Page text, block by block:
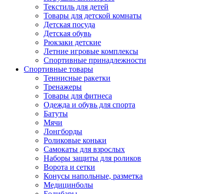
Текстиль для детей
Товары для детской комнаты
Детская посуда
Детская обувь
Рюкзаки детские
Летние игровые комплексы
Спортивные принадлежности
Спортивные товары
Теннисные ракетки
Тренажеры
Товары для фитнеса
Одежда и обувь для спорта
Батуты
Мячи
Лонгборды
Роликовые коньки
Самокаты для взрослых
Наборы защиты для роликов
Ворота и сетки
Конусы напольные, разметка
Медицинболы